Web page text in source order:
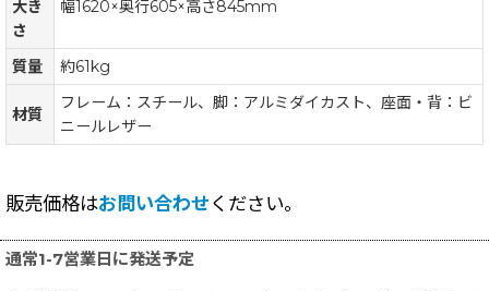
大き
さ
幅1620×奥行605×高さ845mm
質量 約61kg
材質
フレーム：スチール、脚：アルミダイカスト、座面・背：ビ
ニールレザー
販売価格はお問い合わせください。
通常1-7営業日に発送予定